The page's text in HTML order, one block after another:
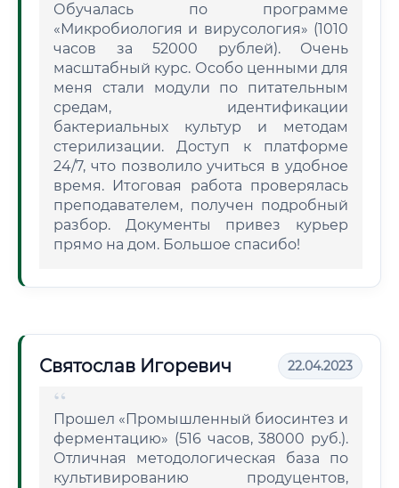
Обучалась по программе
«Микробиология и вирусология» (1010
часов за 52000 рублей). Очень
масштабный курс. Особо ценными для
меня стали модули по питательным
средам, идентификации
бактериальных культур и методам
стерилизации. Доступ к платформе
24/7, что позволило учиться в удобное
время. Итоговая работа проверялась
преподавателем, получен подробный
разбор. Документы привез курьер
прямо на дом. Большое спасибо!
Святослав Игоревич 22.04.2023
Прошел «Промышленный биосинтез и
ферментацию» (516 часов, 38000 руб.).
Отличная методологическая база по
культивированию продуцентов,